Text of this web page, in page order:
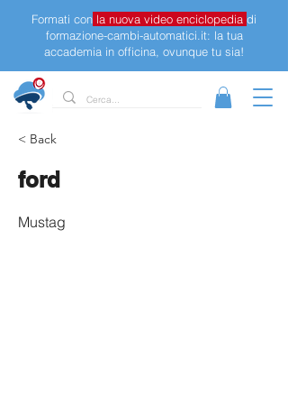
Formati con la nuova video enciclopedia di
formazione-cambi-automatici.it: la tua
accademia in officina, ovunque tu sia!
< Back
ford
Mustag